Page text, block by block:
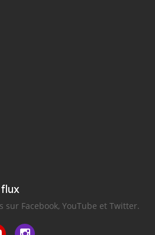
sur Facebook, YouTube et Twitter.